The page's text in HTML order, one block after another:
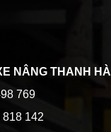
NÂNG THANH HÀ
769
818 142